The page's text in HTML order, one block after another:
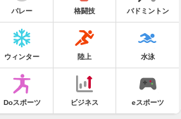
バレー 格闘技 バドミントン
ウィンター 陸上 水泳
Doスポーツ ビジネス eスポーツ